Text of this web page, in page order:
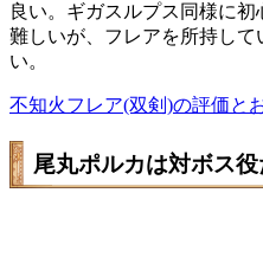
良い。ギガスルプス同様に
難しいが、フレアを所持し
い。
不知火フレア(双剣)の評価と
尾丸ポルカは対ボス